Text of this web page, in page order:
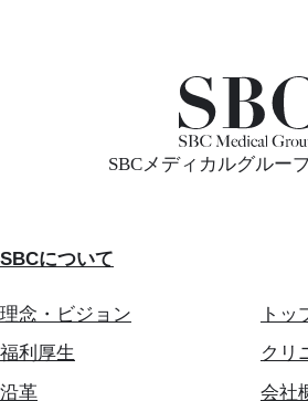
SBCメディカルグルー
SBCについて
理念・ビジョン
トッ
福利厚生
クリ
沿革
会社